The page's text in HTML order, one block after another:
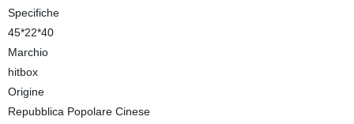
Specifiche
45*22*40
Marchio
hitbox
Origine
Repubblica Popolare Cinese